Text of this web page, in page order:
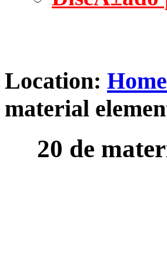
Location: Home
material
20 de